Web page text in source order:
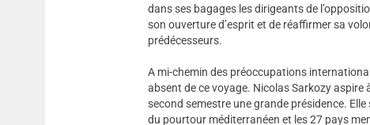
dans ses bagages les dirigeants de
son ouverture d’esprit et de réaffirmer sa
prédécesseurs.
A mi-chemin des préoccupations
absent de ce voyage. Nicolas Sarkozy aspire
second semestre une grande présidence.
du pourtour méditerranéen et les 27 pays